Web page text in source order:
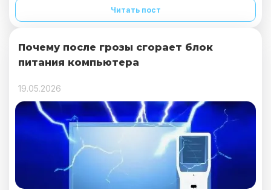
Читать пост
Почему после грозы сгорает блок
питания компьютера
19.05.2026